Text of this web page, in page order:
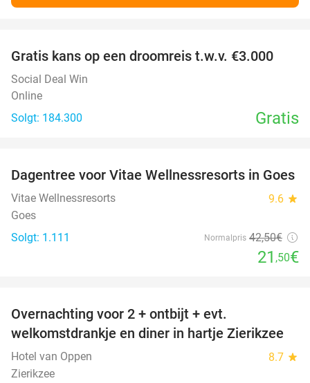
Gratis kans op een droomreis t.w.v. €3.000
Social Deal Win
Online
Solgt: 184.300
Gratis
49%
Dagentree voor Vitae Wellnessresorts in Goes
Vitae Wellnessresorts 9.6 star
Goes
Solgt: 1.111
Normalpris 42,50€
21 ,50€
Overnachting voor 2 + ontbijt + evt.
welkomstdrankje en diner in hartje Zierikzee
Hotel van Oppen 8.7 star
Zierikzee